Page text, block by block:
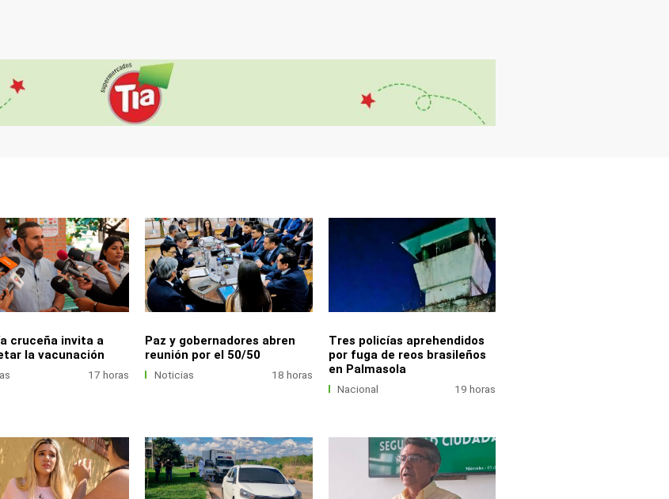
cruceña invita a
la vacunación
17 horas
Paz y gobernadores abren
reunión por el 50/50
Noticias 18 horas
Tres policías aprehendidos
por fuga de reos brasileños
en Palmasola
Nacional 19 horas